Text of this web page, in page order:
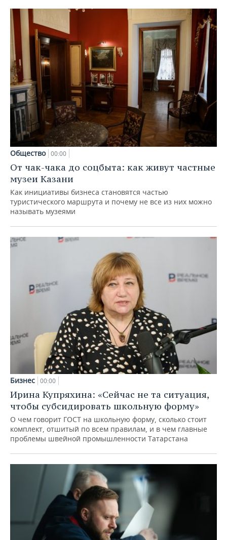
Общество 00:00
От чак-чака до соцбыта: как живут частные
музеи Казани
Как инициативы бизнеса становятся частью
туристического маршрута и почему не все из них можно
называть музеями
Бизнес 00:00
Ирина Купряхина: «Сейчас не та ситуация,
чтобы субсидировать школьную форму»
О чем говорит ГОСТ на школьную форму, сколько стоит
комплект, отшитый по всем правилам, и в чем главные
проблемы швейной промышленности Татарстана